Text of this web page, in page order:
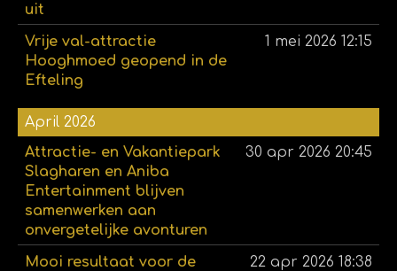
uit
Vrije val-attractie
Hooghmoed geopend in de
Efteling
1 mei 2026 12:15
April 2026
Attractie- en Vakantiepark
Slagharen en Aniba
Entertainment blijven
samenwerken aan
onvergetelijke avonturen
30 apr 2026 20:45
Mooi resultaat voor de
22 apr 2026 18:38